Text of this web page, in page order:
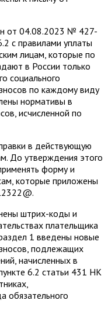
от 04.08.2023 № 427-
с правилами уплаты
лицам, которые по
в России только
социального
по каждому виду
нормативы в
исчисленной по
в действующую
До утверждения этого
форму и
которые приложены
штрих-коды и
плательщика
1 введены новые
подлежащих
начисленных в
6.2 статьи 431 НК
обязательного